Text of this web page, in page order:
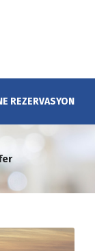
REZERVASYON